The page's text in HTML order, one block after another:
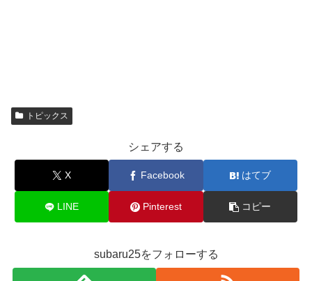
トピックス
シェアする
X Facebook はてブ
LINE Pinterest コピー
subaru25をフォローする